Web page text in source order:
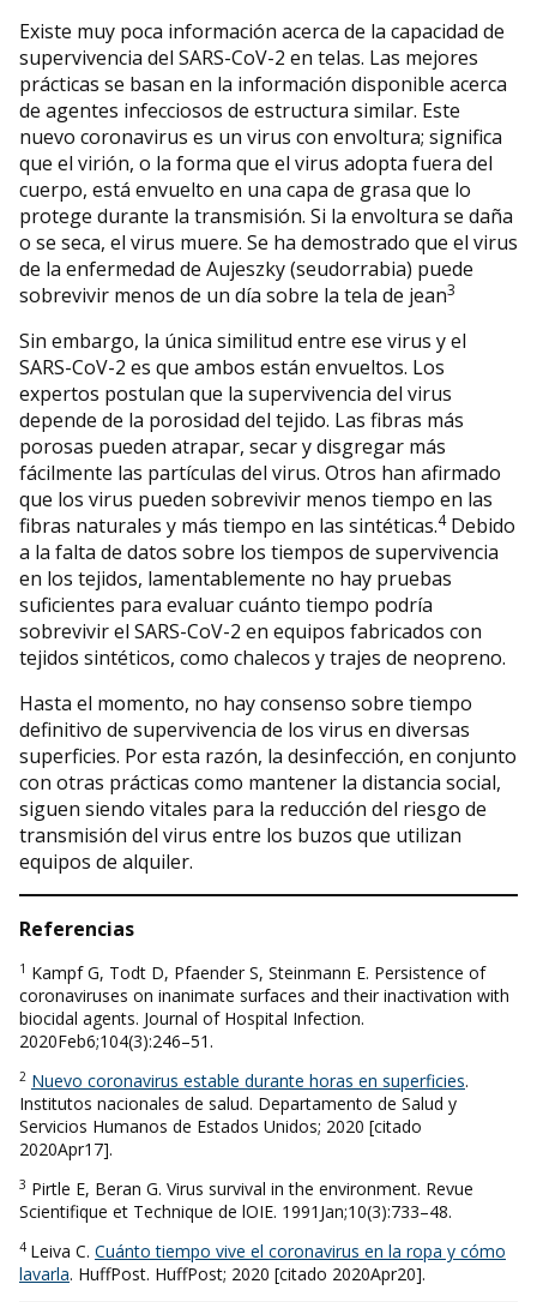
Existe muy poca información acerca de la capacidad de
supervivencia del SARS-CoV-2 en telas. Las mejores
prácticas se basan en la información disponible acerca
de agentes infecciosos de estructura similar. Este
nuevo coronavirus es un virus con envoltura; significa
que el virión, o la forma que el virus adopta fuera del
cuerpo, está envuelto en una capa de grasa que lo
protege durante la transmisión. Si la envoltura se daña
o se seca, el virus muere. Se ha demostrado que el virus
de la enfermedad de Aujeszky (seudorrabia) puede
sobrevivir menos de un día sobre la tela de jean3
Sin embargo, la única similitud entre ese virus y el
SARS-CoV-2 es que ambos están envueltos. Los
expertos postulan que la supervivencia del virus
depende de la porosidad del tejido. Las fibras más
porosas pueden atrapar, secar y disgregar más
fácilmente las partículas del virus. Otros han afirmado
que los virus pueden sobrevivir menos tiempo en las
fibras naturales y más tiempo en las sintéticas.4Debido
a la falta de datos sobre los tiempos de supervivencia
en los tejidos, lamentablemente no hay pruebas
suficientes para evaluar cuánto tiempo podría
sobrevivir el SARS-CoV-2 en equipos fabricados con
tejidos sintéticos, como chalecos y trajes de neopreno.
Hasta el momento, no hay consenso sobre tiempo
definitivo de supervivencia de los virus en diversas
superficies. Por esta razón, la desinfección, en conjunto
con otras prácticas como mantener la distancia social,
siguen siendo vitales para la reducción del riesgo de
transmisión del virus entre los buzos que utilizan
equipos de alquiler.
Referencias
1 Kampf G, Todt D, Pfaender S, Steinmann E. Persistence of
coronaviruses on inanimate surfaces and their inactivation with
biocidal agents. Journal of Hospital Infection.
2020Feb6;104(3):246–51.
2 Nuevo coronavirus estable durante horas en superficies.
Institutos nacionales de salud. Departamento de Salud y
Servicios Humanos de Estados Unidos; 2020 [citado
2020Apr17].
3 Pirtle E, Beran G. Virus survival in the environment. Revue
Scientifique et Technique de lOIE. 1991Jan;10(3):733–48.
4 Leiva C. Cuánto tiempo vive el coronavirus en la ropa y cómo
lavarla. HuffPost. HuffPost; 2020 [citado 2020Apr20].